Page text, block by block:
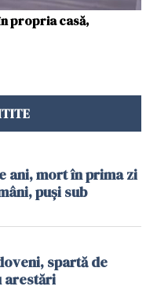
propria casă,
ani, mort în prima zi
puși sub
spartă de
arestări